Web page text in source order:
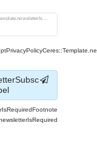
Ceres::Template.newsletterEmail Ceres::Template.newsletterIsRequiredFootnote